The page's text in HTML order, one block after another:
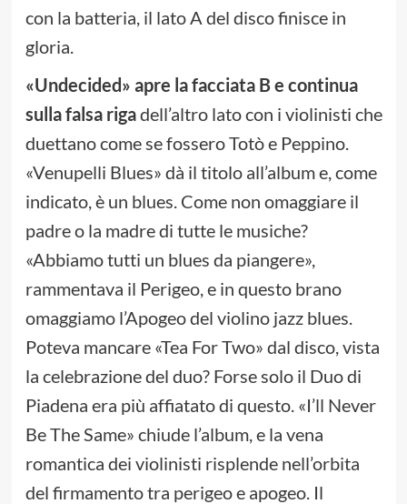
con la batteria, il lato A del disco finisce in
gloria.
«Undecided» apre la facciata B e continua
sulla falsa rigadell’altro lato con i violinisti che
duettano come se fossero Totò e Peppino.
«Venupelli Blues» dà il titolo all’album e, come
indicato, è un blues. Come non omaggiare il
padre o la madre di tutte le musiche?
«Abbiamo tutti un blues da piangere»,
rammentava il Perigeo, e in questo brano
omaggiamo l’Apogeo del violino jazz blues.
Poteva mancare «Tea For Two» dal disco, vista
la celebrazione del duo? Forse solo il Duo di
Piadena era più affiatato di questo. «I’ll Never
Be The Same» chiude l’album, e la vena
romantica dei violinisti risplende nell’orbita
del firmamento tra perigeo e apogeo. Il